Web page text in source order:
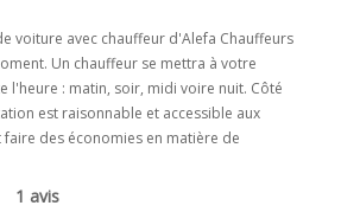
voiture avec chauffeur d'Alefa Chauffeurs
Un chauffeur se mettra à votre
l'heure : matin, soir, midi voire nuit. Côté
est raisonnable et accessible aux
des économies en matière de
1 avis